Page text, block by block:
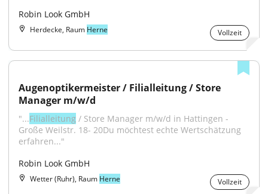
Robin Look GmbH
Herdecke, Raum Herne Vollzeit
Augenoptikermeister / Filialleitung / Store
Manager m/w/d
"...Filialleitung / Store Manager m/w/d in Hattingen -
Große Weilstr. 18- 20Du möchtest echte Wertschätzung
erfahren..."
Robin Look GmbH
Wetter (Ruhr), Raum Herne Vollzeit